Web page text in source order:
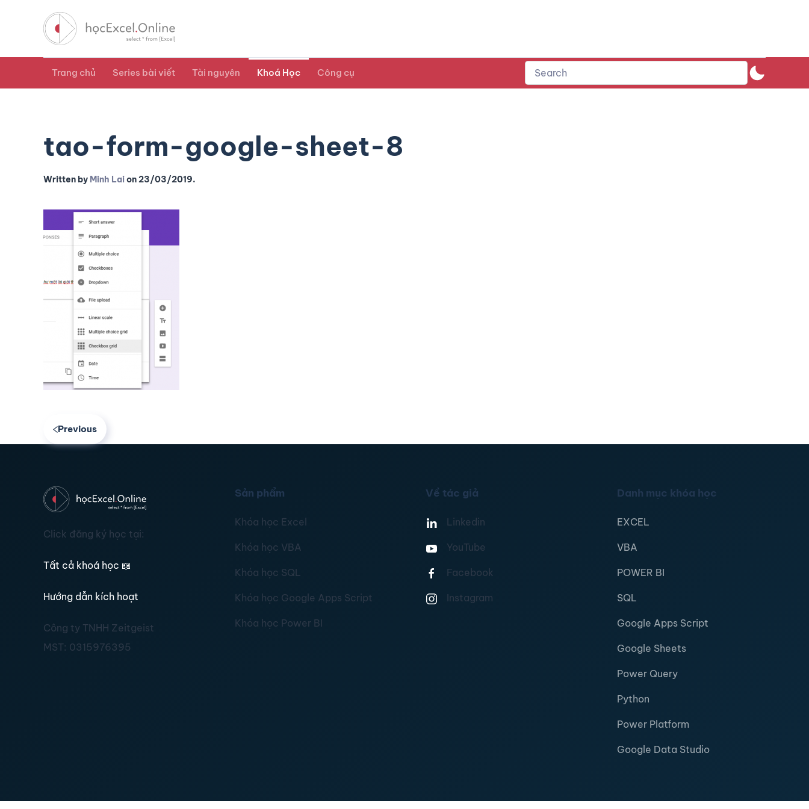
Trang chủ Series bài viết Tài nguyên Khoá Học Công cụ
tao-form-google-sheet-8
Written by Minh Laion23/03/2019.
Previous
Click đăng ký học tại:
Tất cả khoá học 📖
Hướng dẫn kích hoạt
Công ty TNHH Zeitgeist
MST: 0315976395
Sản phẩm
Khóa học Excel
Khóa học VBA
Khóa học SQL
Khóa học Google Apps Script
Khóa học Power BI
Về tác giả
Linkedin
YouTube
Facebook
Instagram
Danh mục khóa học
EXCEL
VBA
POWER BI
SQL
Google Apps Script
Google Sheets
Power Query
Python
Power Platform
Google Data Studio